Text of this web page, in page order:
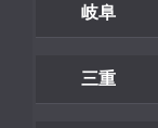
岐阜
三重